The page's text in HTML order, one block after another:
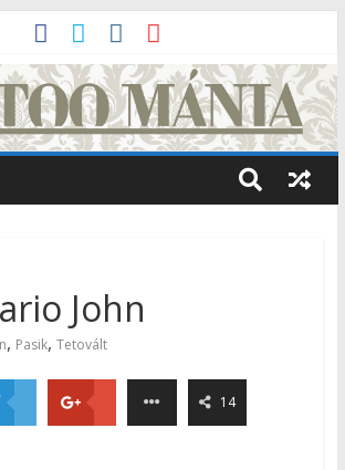
John
, Pasik, Tetovált
14